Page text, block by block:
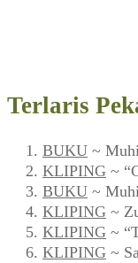
Terlaris
BUKU ~
KLIPING ~
BUKU ~
KLIPING ~
KLIPING ~
KLIPING ~